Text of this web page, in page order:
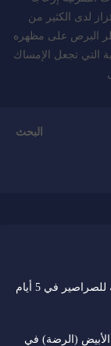
لدى الكثير من
البرص على مظهره
التي تجعل الإمساك
البحث
خطة المعركة: كيف تضعين استراتيجية إبادة منزلية للصراصير في 5 أيام
الأبيض (الرضة) في